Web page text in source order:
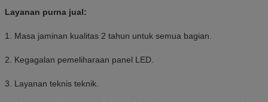
Layanan purna jual:
1. Masa jaminan kualitas 2 tahun untuk semua bagian.
2. Kegagalan pemeliharaan panel LED.
3. Layanan teknis teknik.